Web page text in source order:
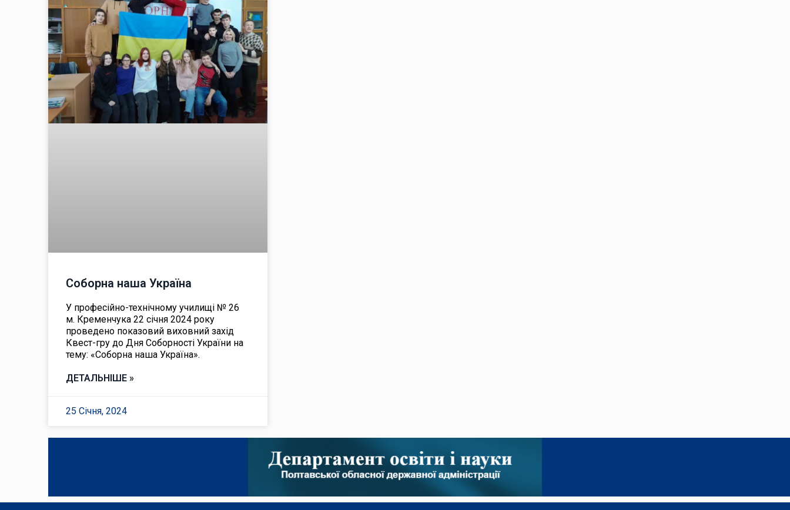
Соборна наша Україна
У професійно-технічному училищі № 26
м. Кременчука 22 січня 2024 року
проведено показовий виховний захід
Квест-гру до Дня Соборності України на
тему: «Соборна наша Україна».
ДЕТАЛЬНІШЕ »
25 Січня, 2024